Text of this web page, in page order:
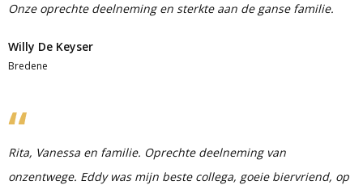
Onze oprechte deelneming en sterkte aan de ganse familie.
Willy De Keyser
Bredene
Rita, Vanessa en familie. Oprechte deelneming van
onzentwege. Eddy was mijn beste collega, goeie biervriend, op